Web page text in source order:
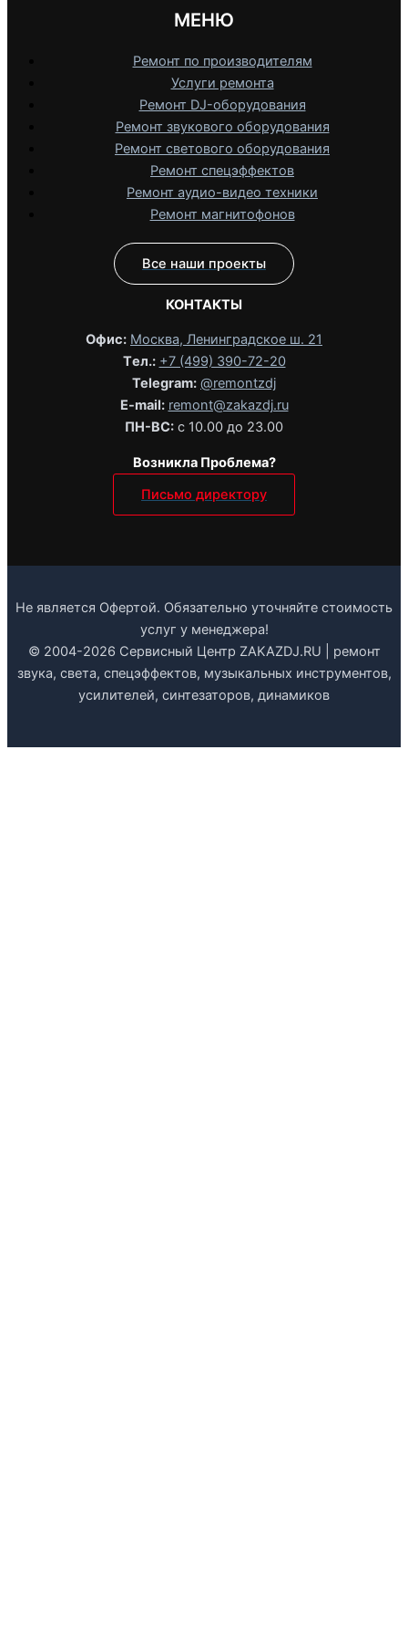
МЕНЮ
Ремонт по производителям
Услуги ремонта
Ремонт DJ-оборудования
Ремонт звукового оборудования
Ремонт светового оборудования
Ремонт спецэффектов
Ремонт аудио-видео техники
Ремонт магнитофонов
Все наши проекты
КОНТАКТЫ
Офис: Москва, Ленинградское ш. 21
Tел.: +7 (499) 390-72-20
Telegram: @remontzdj‬
E-mail: remont@zakazdj.ru
ПН-ВС: с 10.00 до 23.00
Возникла Проблема?
Письмо директору
Не является Офертой. Обязательно уточняйте стоимость
услуг у менеджера!
© 2004-2026 Сервисный Центр ZAKAZDJ.RU | ремонт
звука, света, спецэффектов, музыкальных инструментов,
усилителей, синтезаторов, динамиков